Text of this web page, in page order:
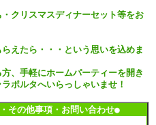
クリスマスディナーセット等をお
えたら・・・という思いを込めま
、手軽にホームパーティーを開き
ポルタへいらっしゃいませ！
その他事項・お問い合わせ●